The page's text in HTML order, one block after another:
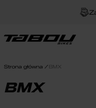
Strona główna BMX
BMX